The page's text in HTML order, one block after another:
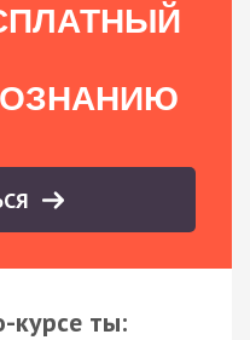
курсе ты: